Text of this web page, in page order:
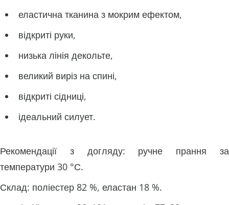
еластична тканина з мокрим ефектом,
відкриті руки,
низька лінія декольте,
великий виріз на спині,
відкриті сідниці,
ідеальний силует.
Рекомендації з догляду: ручне прання за
температури 30 °С.
Склад: поліестер 82 %, еластан 18 %.